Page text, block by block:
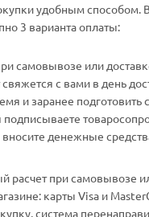
удобным способом.
3 варианта оплаты:
самовывозе или
с вами в день
и заранее подготовить
денежные
расчет при самовывозе
карты Visa и
система